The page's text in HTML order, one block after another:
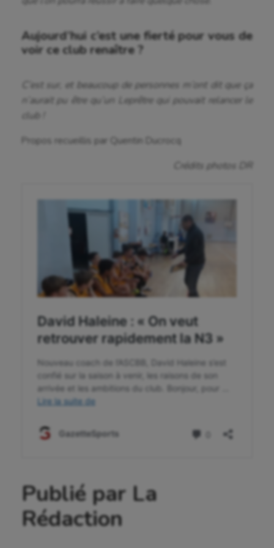
Aujourd’hui c’est une fierté pour vous de
voir ce club renaître ?
C’est sur, et beaucoup de personnes m’ont dit que ça
n’aurait pu être qu’un Leprêtre qui pouvait relancer le
club !
Propos recueillis par Quentin Ducrocq
Crédits photos DR
Publié par La
Rédaction